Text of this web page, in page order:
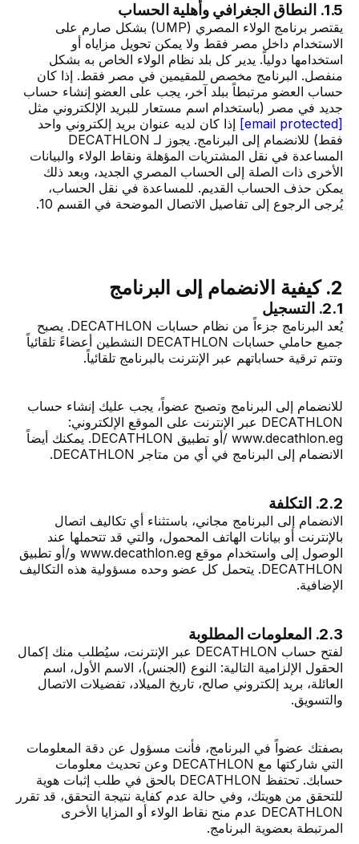
1.5. النطاق الجغرافي وأهلية الحساب
يقتصر برنامج الولاء المصري (UMP) بشكل صارم على
الاستخدام داخل مصر فقط ولا يمكن تحويل مزاياه أو
استخدامها دولياً. يدير كل بلد نظام الولاء الخاص به بشكل
منفصل. البرنامج مخصص للمقيمين في مصر فقط. إذا كان
حساب العضو مرتبطاً ببلد آخر، يجب على العضو إنشاء حساب
جديد في مصر (باستخدام اسم مستعار للبريد الإلكتروني مثل
[email protected]
إذا كان لديه عنوان بريد إلكتروني واحد
فقط) للانضمام إلى البرنامج. يجوز لـ DECATHLON
المساعدة في نقل المشتريات المؤهلة ونقاط الولاء والبيانات
الأخرى ذات الصلة إلى الحساب المصري الجديد، وبعد ذلك
يمكن حذف الحساب القديم. للمساعدة في نقل الحساب،
يُرجى الرجوع إلى تفاصيل الاتصال الموضحة في القسم 10.
2. كيفية الانضمام إلى البرنامج
2.1. التسجيل
يُعد البرنامج جزءاً من نظام حسابات DECATHLON. يصبح
جميع حاملي حسابات DECATHLON النشطين أعضاءً تلقائياً
وتتم ترقية حساباتهم عبر الإنترنت بالبرنامج تلقائياً.
للانضمام إلى البرنامج وتصبح عضواً، يجب عليك إنشاء حساب
DECATHLON عبر الإنترنت على الموقع الإلكتروني:
www.decathlon.eg /أو تطبيق DECATHLON. يمكنك أيضاً
الانضمام إلى البرنامج في أي من متاجر DECATHLON.
2.2. التكلفة
الانضمام إلى البرنامج مجاني، باستثناء أي تكاليف اتصال
بالإنترنت أو بيانات الهاتف المحمول، والتي قد تتحملها عند
الوصول إلى واستخدام موقع www.decathlon.eg و/أو تطبيق
DECATHLON. يتحمل كل عضو وحده مسؤولية هذه التكاليف
الإضافية.
2.3. المعلومات المطلوبة
لفتح حساب DECATHLON عبر الإنترنت، سيُطلب منك إكمال
الحقول الإلزامية التالية: النوع (الجنس)، الاسم الأول، اسم
العائلة، بريد إلكتروني صالح، تاريخ الميلاد، تفضيلات الاتصال
والتسويق.
بصفتك عضواً في البرنامج، فأنت مسؤول عن دقة المعلومات
التي شاركتها مع DECATHLON وعن تحديث معلومات
حسابك. تحتفظ DECATHLON بالحق في طلب إثبات هوية
للتحقق من هويتك، وفي حالة عدم كفاية نتيجة التحقق، قد تقرر
DECATHLON عدم منح نقاط الولاء أو المزايا الأخرى
المرتبطة بعضوية البرنامج.